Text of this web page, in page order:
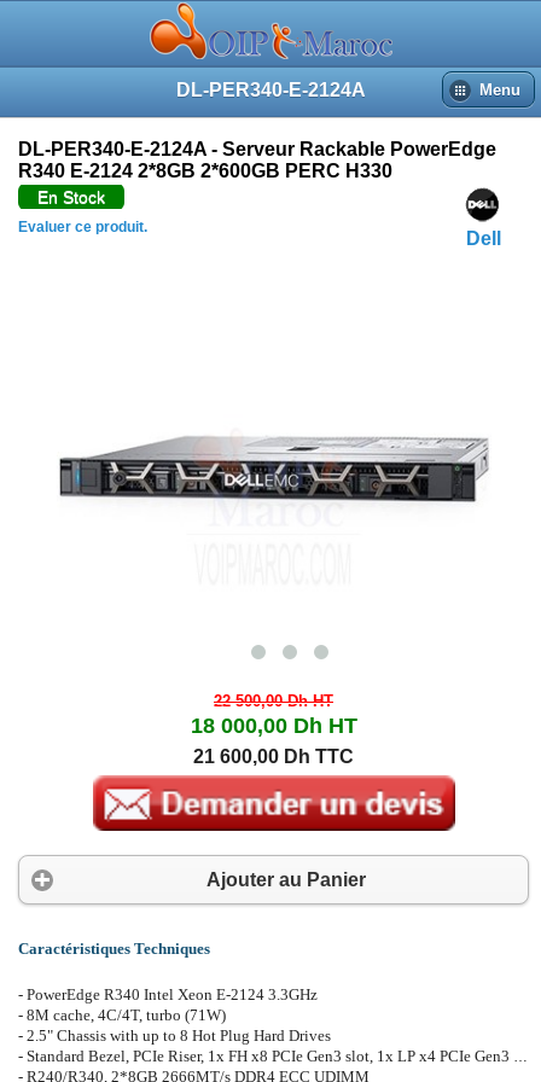
DL-PER340-E-2124A Menu
Dell
DL-PER340-E-2124A - Serveur Rackable PowerEdge
R340 E-2124 2*8GB 2*600GB PERC H330
En Stock
Evaluer ce produit.
22 500,00 DhHT
18 000,00 Dh HT
21 600,00 Dh TTC
Ajouter au Panier
Caractéristiques Techniques
- PowerEdge R340 Intel Xeon E-2124 3.3GHz
- 8M cache, 4C/4T, turbo (71W)
- 2.5" Chassis with up to 8 Hot Plug Hard Drives
- Standard Bezel, PCIe Riser, 1x FH x8 PCIe Gen3 slot, 1x LP x4 PCIe Gen3 slot
- R240/R340, 2*8GB 2666MT/s DDR4 ECC UDIMM